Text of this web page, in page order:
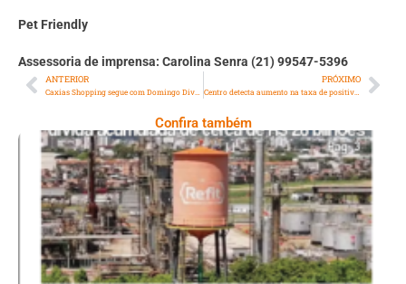
Pet Friendly
Assessoria de imprensa: Carolina Senra (21) 99547-5396
ANTERIOR PRÓXIMO
Centro detecta aumento na taxa de positividade para covid no Rio
Confira também
Ano X – Número 367 08 A 14 De Agosto De
2026